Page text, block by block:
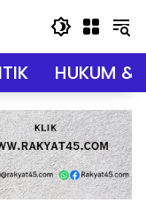
HUKUM &